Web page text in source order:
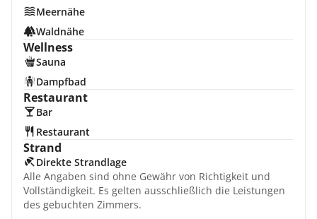
Meernähe
Waldnähe
Wellness
Sauna
Dampfbad
Restaurant
Bar
Restaurant
Strand
Direkte Strandlage
Alle Angaben sind ohne Gewähr von Richtigkeit und
Vollständigkeit. Es gelten ausschließlich die Leistungen
des gebuchten Zimmers.